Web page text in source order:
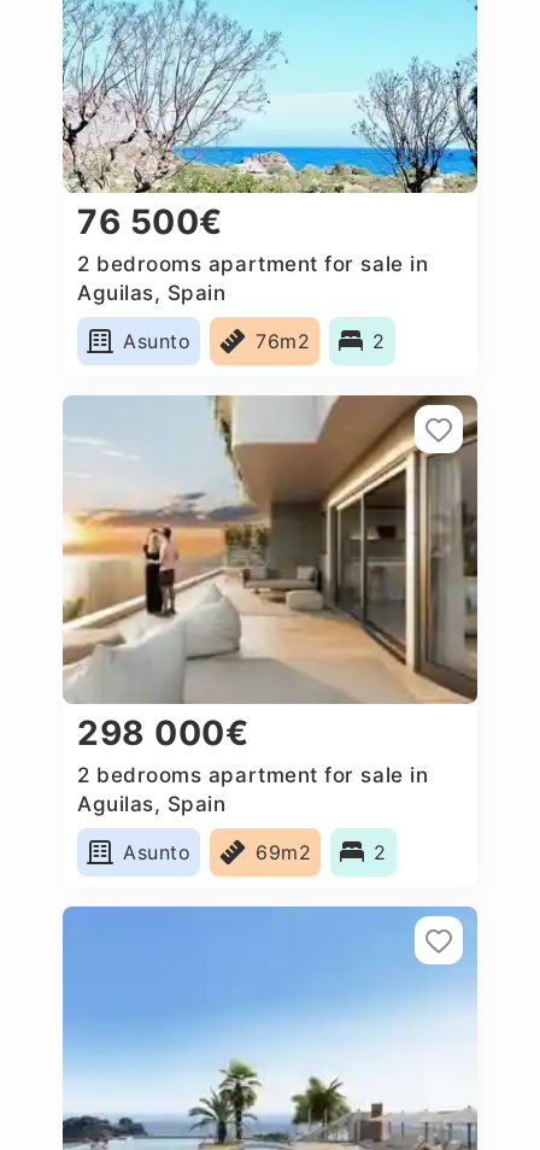
76 500€
2 bedrooms apartment for sale in
Aguilas, Spain
Asunto
76m2 2
298 000€
2 bedrooms apartment for sale in
Aguilas, Spain
Asunto
69m2 2